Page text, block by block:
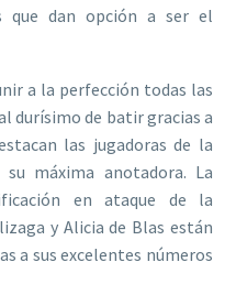
que dan opción a ser el
a la perfección todas las
durísimo de batir gracias a
las jugadoras de la
máxima anotadora. La
en ataque de la
y Alicia de Blas están
a sus excelentes números